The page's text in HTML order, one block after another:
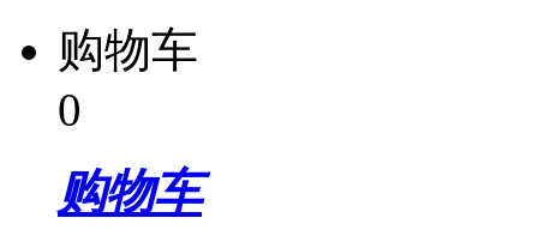
购物车
0
购物车